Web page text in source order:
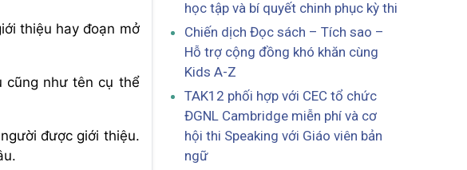
thiệu hay đoạn mở
cũng như tên cụ thể
được giới thiệu.
học tập và bí quyết chinh phục kỳ thi
Chiến dịch Đọc sách – Tích sao –
Hỗ trợ cộng đồng khó khăn cùng
Kids A-Z
TAK12 phối hợp với CEC tổ chức
ĐGNL Cambridge miễn phí và cơ
hội thi Speaking với Giáo viên bản
ngữ